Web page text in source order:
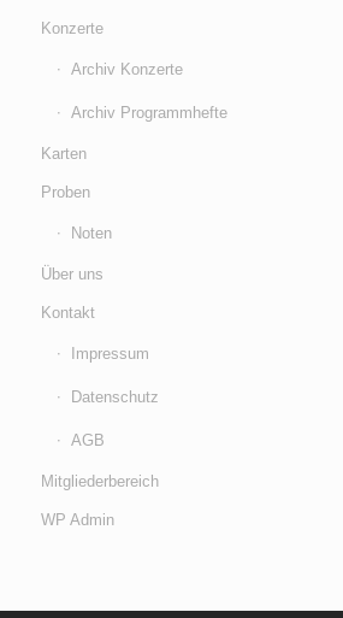
Konzerte
Archiv Konzerte
Archiv Programmhefte
Karten
Proben
Noten
Über uns
Kontakt
Impressum
Datenschutz
AGB
Mitgliederbereich
WP Admin